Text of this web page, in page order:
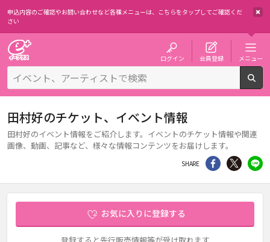
申込内容のご確認やお問い合わせなど各種メニューは、 こちらをタップしてご確認くだ
さい
ログイン 会員登録 メニュー
田村好のチケット、イベント情報
田村好のイベント情報をご紹介します。イベントのチケット情報や関連
画像、動画、記事など、様々な情報コンテンツをお届けします。
SHARE シェア Twitter
お気に入りに登録する